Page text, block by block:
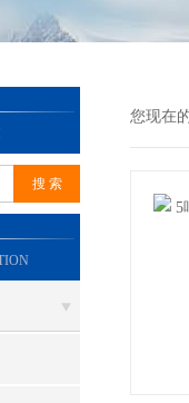
您现在